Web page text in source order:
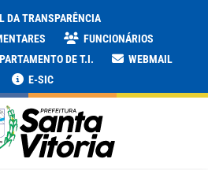
DA TRANSPARÊNCIA
FUNCIONÁRIOS
DE T.I.
WEBMAIL
E-SIC